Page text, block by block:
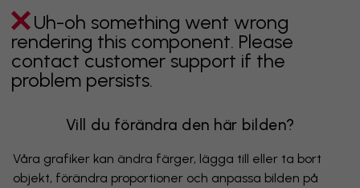
Uh-oh something went wrong
rendering this component. Please
contact customer support if the
problem persists.
Vill du förändra den här bilden?
Våra grafiker kan ändra färger, lägga till eller ta bort
objekt, förändra proportioner och anpassa bilden på